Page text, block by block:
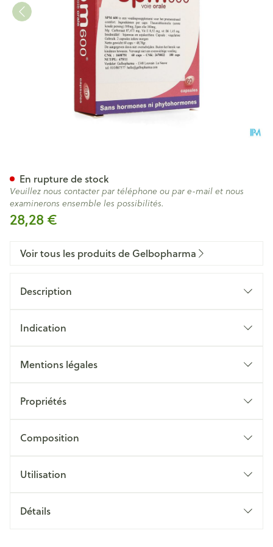
28,28 €
En rupture de stock
Veuillez nous contacter par téléphone ou par e-mail et nous
examinerons ensemble les possibilités.
Voir tous les produits de Gelbopharma
Description
Indication
Mentions légales
Propriétés
Composition
Utilisation
Détails